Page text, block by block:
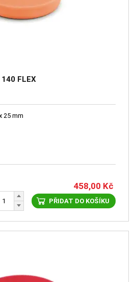
FLEX
25 mm
458,00 Kč
PŘIDAT DO KOŠÍKU